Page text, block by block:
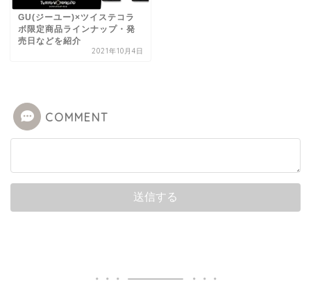
GU(ジーユー)×ツイステコラ
ボ限定商品ラインナップ・発
売日などを紹介
2021年10月4日
COMMENT